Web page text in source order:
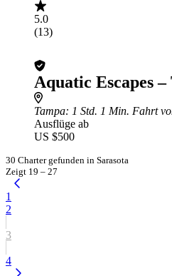
5.0
(13)
Aquatic Escapes –
Tampa: 1 Std. 1 Min. Fahrt
Ausflüge ab
US $500
30 Charter gefunden in Sarasota
Zeigt 19 – 27
1
2
3
4